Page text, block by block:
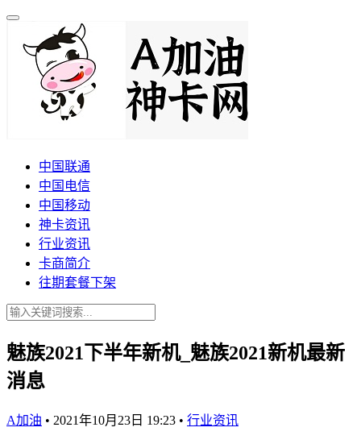
中国联通
中国电信
中国移动
神卡资讯
行业资讯
卡商简介
往期套餐下架
魅族2021下半年新机_魅族2021新机最新
消息
A加油 • 2021年10月23日 19:23 • 行业资讯